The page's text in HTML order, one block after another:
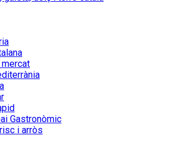
mercat
Gastronòmic
i arròs